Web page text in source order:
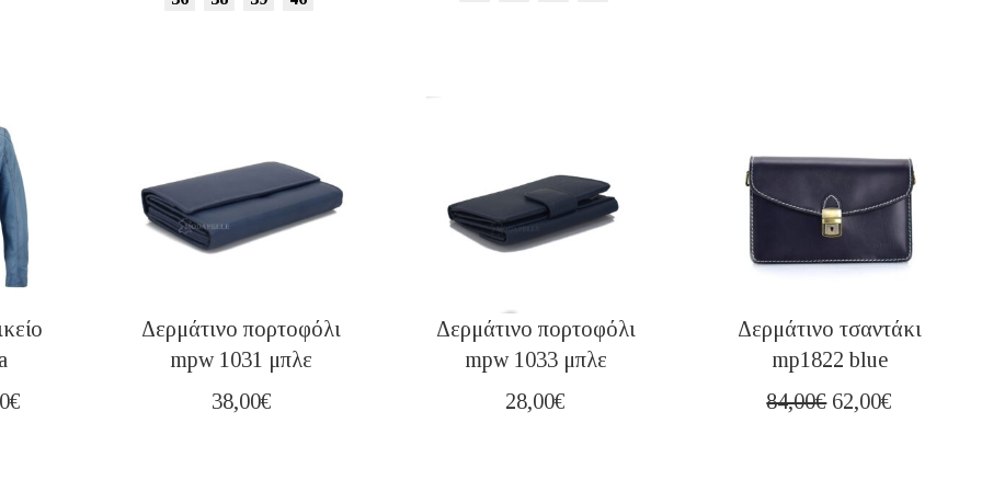
€
Δερμάτινο πορτοφόλι
mpw 1031 μπλε
38,00€
Δερμάτινο πορτοφόλι
mpw 1033 μπλε
28,00€
Δερμάτινο τσαντάκι
mp1822 blue
84,00€ Original
62,00€